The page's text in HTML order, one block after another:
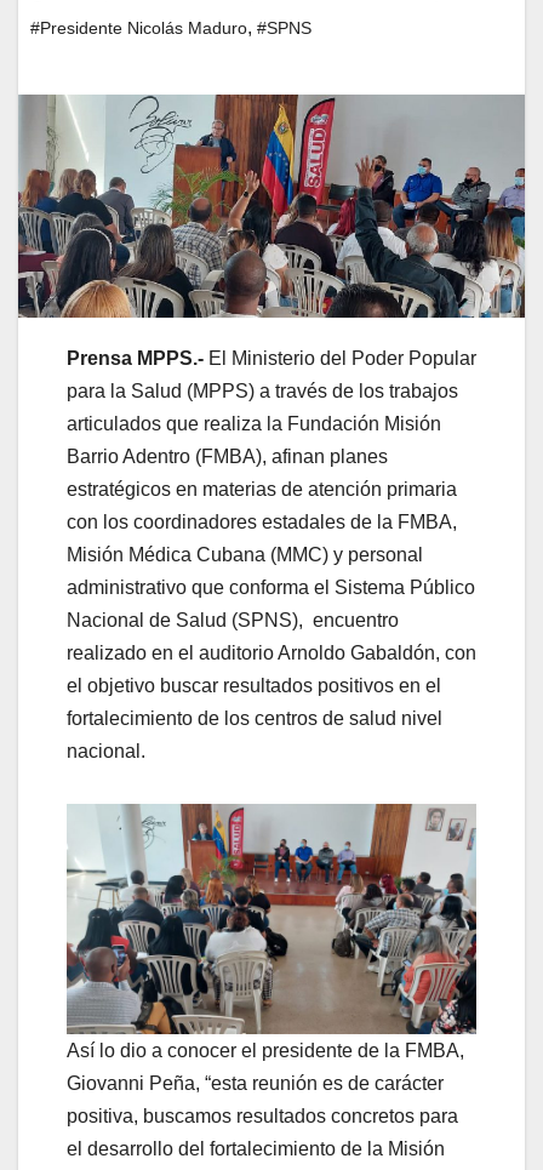
#Presidente Nicolás Maduro, #SPNS
Prensa MPPS.- El Ministerio del Poder Popular
para la Salud (MPPS) a través de los trabajos
articulados que realiza la Fundación Misión
Barrio Adentro (FMBA), afinan planes
estratégicos en materias de atención primaria
con los coordinadores estadales de la FMBA,
Misión Médica Cubana (MMC) y personal
administrativo que conforma el Sistema Público
Nacional de Salud (SPNS), encuentro
realizado en el auditorio Arnoldo Gabaldón, con
el objetivo buscar resultados positivos en el
fortalecimiento de los centros de salud nivel
nacional.
Así lo dio a conocer el presidente de la FMBA,
Giovanni Peña, “esta reunión es de carácter
positiva, buscamos resultados concretos para
el desarrollo del fortalecimiento de la Misión